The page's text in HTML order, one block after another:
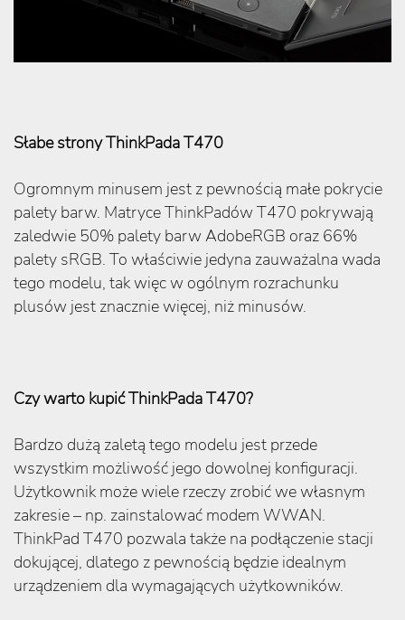
Słabe strony ThinkPada T470
Ogromnym minusem jest z pewnością małe pokrycie
palety barw. Matryce ThinkPadów T470 pokrywają
zaledwie 50% palety barw AdobeRGB oraz 66%
palety sRGB. To właściwie jedyna zauważalna wada
tego modelu, tak więc w ogólnym rozrachunku
plusów jest znacznie więcej, niż minusów.
Czy warto kupić ThinkPada T470?
Bardzo dużą zaletą tego modelu jest przede
wszystkim możliwość jego dowolnej konfiguracji.
Użytkownik może wiele rzeczy zrobić we własnym
zakresie – np. zainstalować modem WWAN.
ThinkPad T470 pozwala także na podłączenie stacji
dokującej, dlatego z pewnością będzie idealnym
urządzeniem dla wymagających użytkowników.